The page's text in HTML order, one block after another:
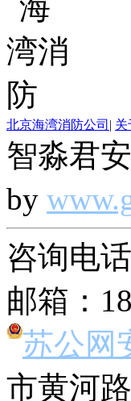
北京海湾消防公司 | 关
智淼君
by
咨询电
邮箱：
苏公网
市黄河